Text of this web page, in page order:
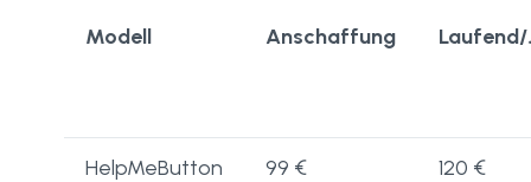
Modell Anschaffung
HelpMeButton
99 € 120 €